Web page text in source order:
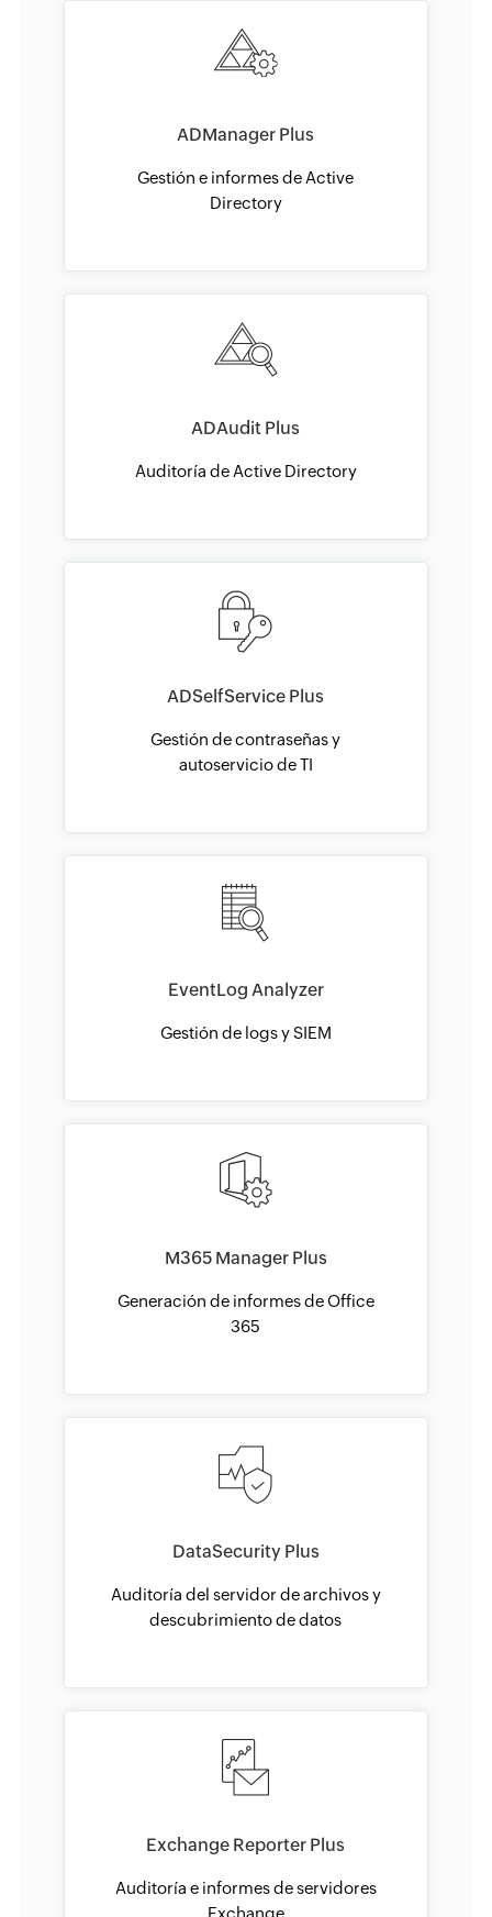
ADManager Plus
Gestión e informes de Active
Directory
ADAudit Plus
Auditoría de Active Directory
ADSelfService Plus
Gestión de contraseñas y
autoservicio de TI
EventLog Analyzer
Gestión de logs y SIEM
M365 Manager Plus
Generación de informes de Office
365
DataSecurity Plus
Auditoría del servidor de archivos y
descubrimiento de datos
Exchange Reporter Plus
Auditoría e informes de servidores
Exchange